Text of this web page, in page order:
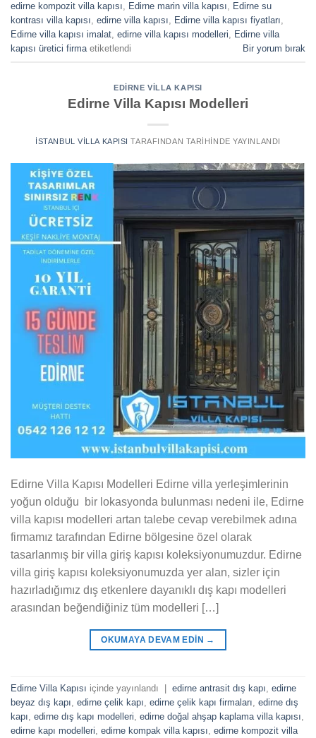
edirne kompozit villa kapısı, Edirne marin villa kapısı, Edirne su
kontrası villa kapısı, edirne villa kapısı, Edirne villa kapısı fiyatları,
Edirne villa kapısı imalat, edirne villa kapısı modelleri, Edirne villa
kapısı üretici firmaetiketlendi Bir yorum bırak
EDIRNE VILLA KAPISI
Edirne Villa Kapısı Modelleri
İSTANBUL VILLA KAPISI TARAFINDAN TARIHINDE YAYINLANDI
Edirne Villa Kapısı Modelleri Edirne villa yerleşimlerinin
yoğun olduğu bir lokasyonda bulunması nedeni ile, Edirne
villa kapısı modelleri artan talebe cevap verebilmek adına
firmamız tarafından Edirne bölgesine özel olarak
tasarlanmış bir villa giriş kapısı koleksiyonumuzdur. Edirne
villa giriş kapısı koleksiyonumuzda yer alan, sizler için
hazırladığımız dış etkenlere dayanıklı dış kapı modelleri
arasından beğendiğiniz tüm modelleri […]
OKUMAYA DEVAM EDIN →
Edirne Villa Kapısı içinde yayınlandı edirne antrasit dış kapı edirne
beyaz dış kapı edirne çelik kapı edirne çelik kapı firmaları edirne dış
kapı edirne dış kapı modelleri edirne doğal ahşap kaplama villa kapısı
edirne kapı modelleri edirne kompak villa kapısı edirne kompozit villa